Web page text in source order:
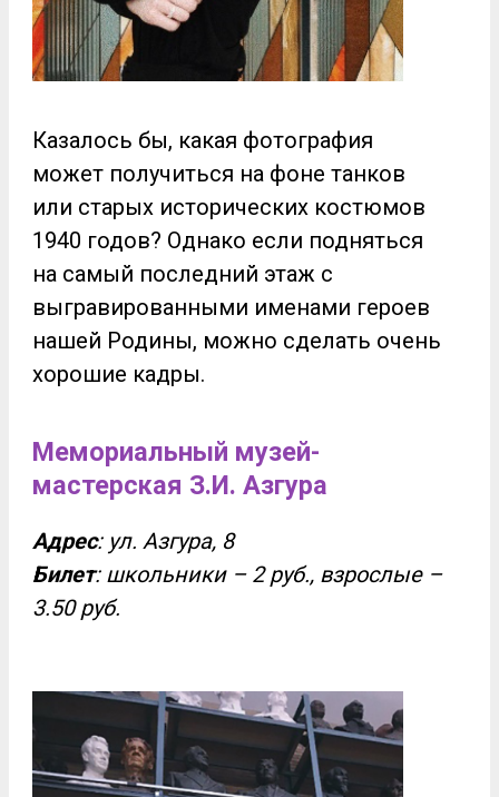
Казалось бы, какая фотография
может получиться на фоне танков
или старых исторических костюмов
1940 годов? Однако если подняться
на самый последний этаж с
выгравированными именами героев
нашей Родины, можно сделать очень
хорошие кадры.
Мемориальный музей-
мастерская З.И. Азгура
Адрес: ул. Азгура, 8
Билет: школьники – 2 руб., взрослые –
3.50 руб.